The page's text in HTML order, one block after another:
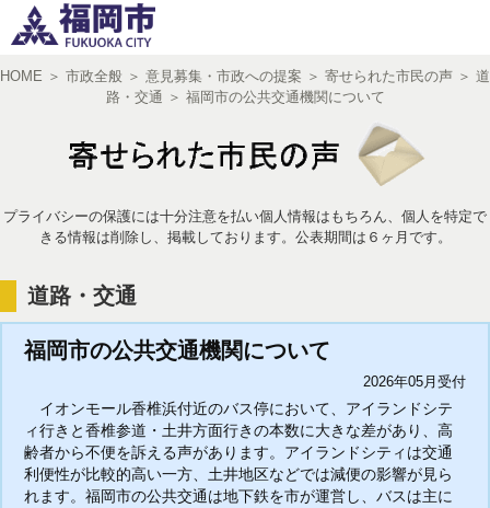
文字サイズ
HOME ＞ 市政全般 ＞ 意見募集・市政への提案 ＞ 寄せられた市民の声 ＞ 道
路・交通 ＞ 福岡市の公共交通機関について
プライバシーの保護には十分注意を払い個人情報はもちろん、個人を特定で
きる情報は削除し、掲載しております。公表期間は６ヶ月です。
道路・交通
福岡市の公共交通機関について
2026年05月受付
イオンモール香椎浜付近のバス停において、アイランドシテ
ィ行きと香椎参道・土井方面行きの本数に大きな差があり、高
齢者から不便を訴える声があります。アイランドシティは交通
利便性が比較的高い一方、土井地区などでは減便の影響が見ら
れます。福岡市の公共交通は地下鉄を市が運営し、バスは主に